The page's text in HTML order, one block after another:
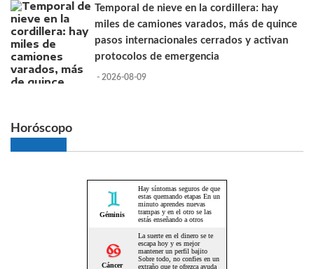
Temporal de nieve en la cordillera: hay
miles de camiones varados, más de quince
pasos internacionales cerrados y activan
protocolos de emergencia
- 2026-08-09
Horóscopo